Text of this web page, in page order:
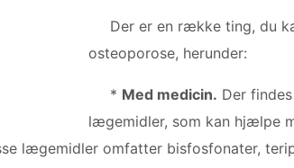
Der er en række ting, du
osteoporose, herunder:
* Med medicin. Der
lægemidler, som kan hjælpe
lægemidler omfatter bisfosfonater,